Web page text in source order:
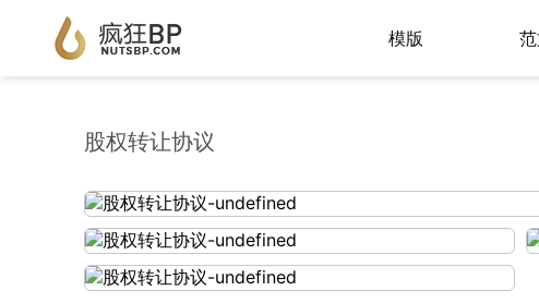
模版
股权转让协议